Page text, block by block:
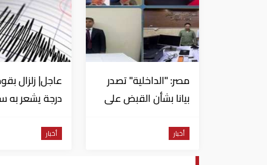
مصر: "الداخلية" تصدر
بيانا بشأن القبض على
للاستيلاء على
أخبار
من السويس
أخبار